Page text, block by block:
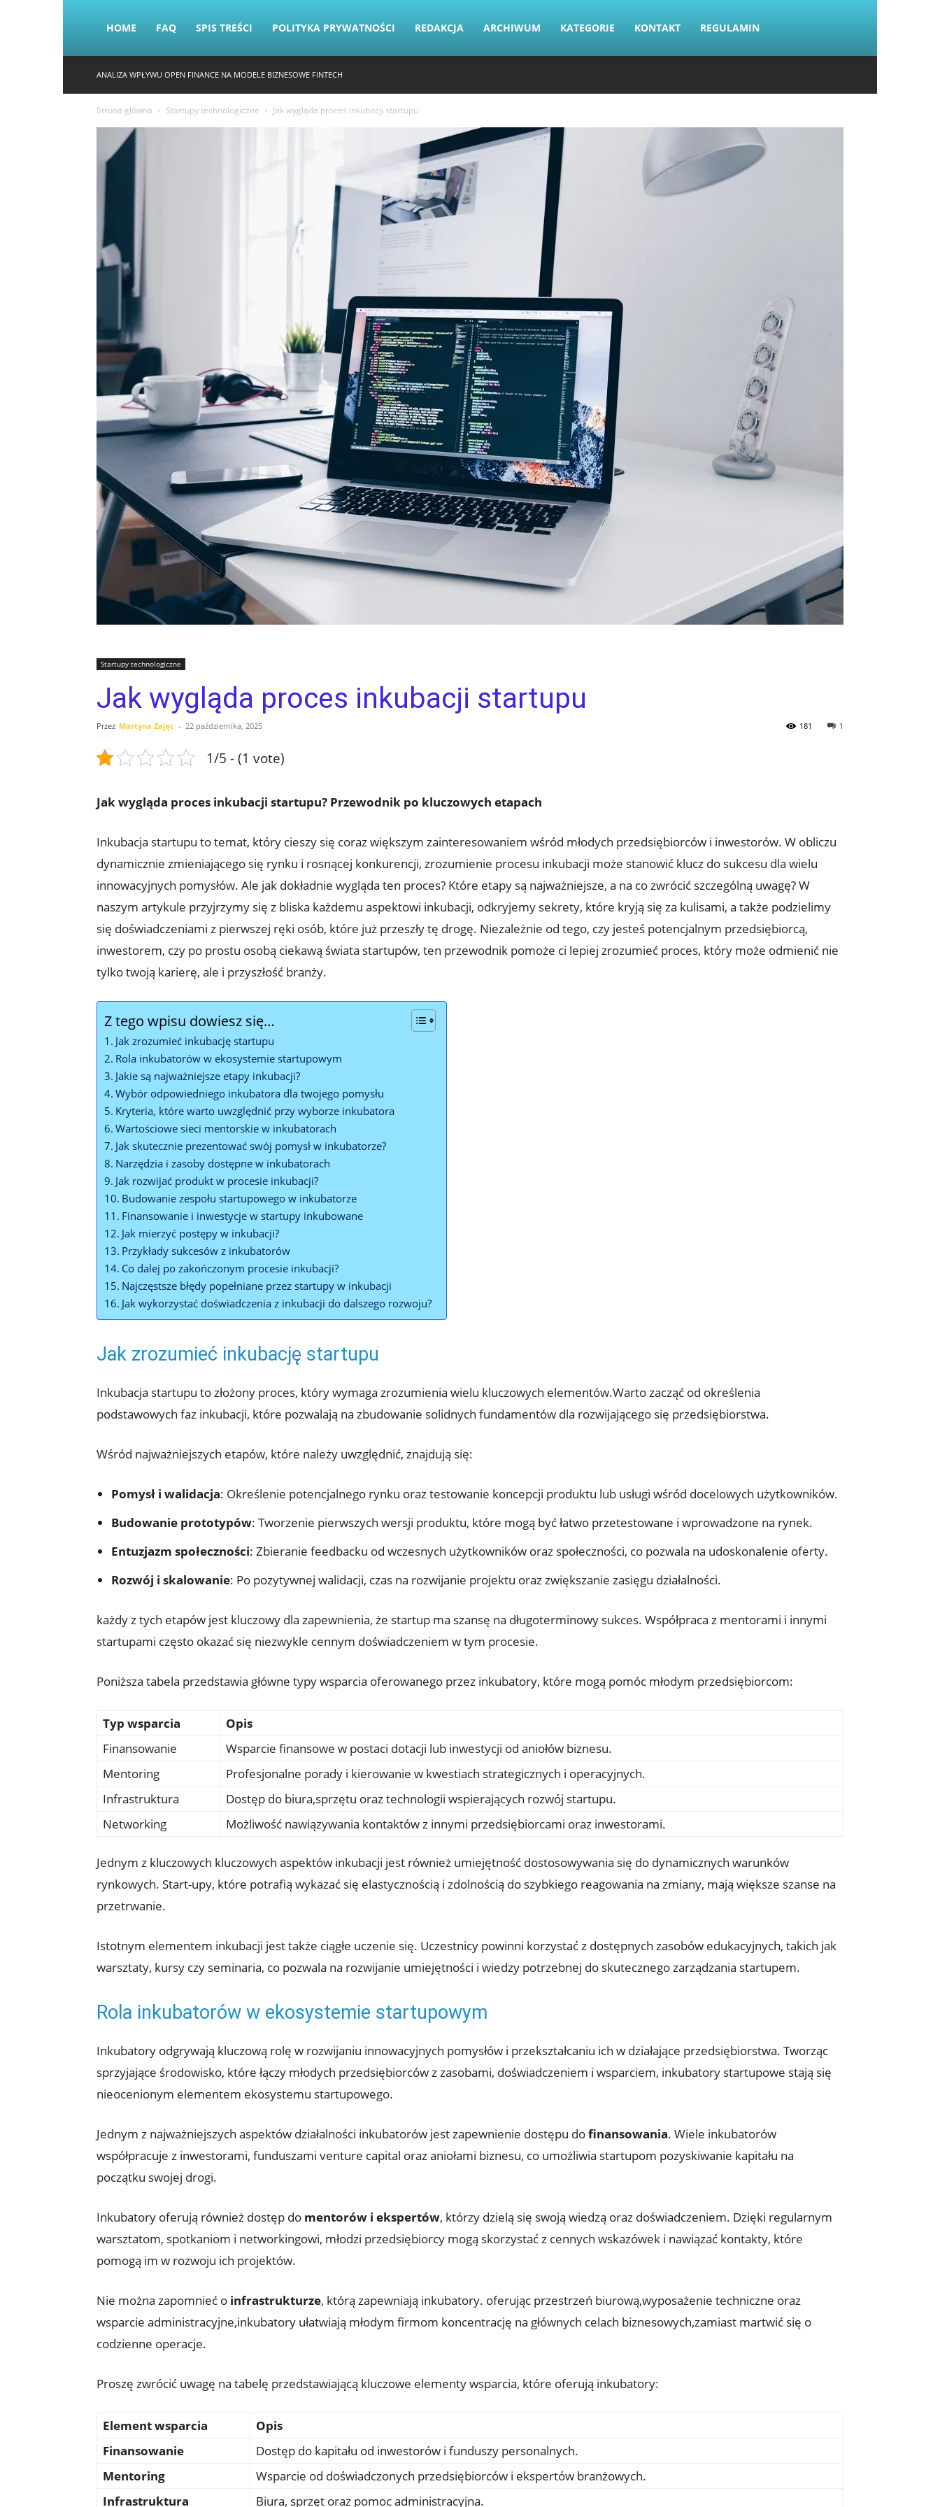
HOME FAQ SPIS TREŚCI POLITYKA PRYWATNOŚCI REDAKCJA ARCHIWUM KATEGORIE KONTAKT REGULAMIN
ANALIZA WPŁYWU OPEN FINANCE NA MODELE BIZNESOWE FINTECH
Strona główna Startupy technologiczne Jak wygląda proces inkubacji startupu
Startupy technologiczne
Jak wygląda proces inkubacji startupu
Przez Martyna Zając - 22 października, 2025 1
181
1/5 - (1 vote)
Jak wygląda proces inkubacji startupu? Przewodnik po kluczowych etapach
Inkubacja startupu to temat, który cieszy się coraz większym zainteresowaniem wśród młodych przedsiębiorców i inwestorów. W obliczu
dynamicznie zmieniającego się rynku i rosnącej konkurencji, zrozumienie procesu inkubacji może stanowić klucz do sukcesu dla wielu
innowacyjnych pomysłów. Ale jak dokładnie wygląda ten proces? Które etapy są najważniejsze, a na co zwrócić szczególną uwagę? W
naszym artykule przyjrzymy się z bliska każdemu aspektowi inkubacji, odkryjemy sekrety, które kryją się za kulisami, a także podzielimy
się doświadczeniami z pierwszej ręki osób, które już przeszły tę drogę. Niezależnie od tego, czy jesteś potencjalnym przedsiębiorcą,
inwestorem, czy po prostu osobą ciekawą świata startupów, ten przewodnik pomoże ci lepiej zrozumieć proces, który może odmienić nie
tylko twoją karierę, ale i przyszłość branży.
Z tego wpisu dowiesz się…
Jak zrozumieć inkubację startupu
Rola inkubatorów w ekosystemie startupowym
Jakie są najważniejsze etapy inkubacji?
Wybór odpowiedniego inkubatora dla twojego pomysłu
Kryteria, które warto uwzględnić przy wyborze inkubatora
Wartościowe sieci mentorskie w inkubatorach
Jak skutecznie prezentować swój pomysł w inkubatorze?
Narzędzia i zasoby dostępne w inkubatorach
Jak rozwijać produkt w procesie inkubacji?
Budowanie zespołu startupowego w inkubatorze
Finansowanie i inwestycje w startupy inkubowane
Jak mierzyć postępy w inkubacji?
Przykłady sukcesów z inkubatorów
Co dalej po zakończonym procesie inkubacji?
Najczęstsze błędy popełniane przez startupy w inkubacji
Jak wykorzystać doświadczenia z inkubacji do dalszego rozwoju?
Jak zrozumieć inkubację startupu
Inkubacja startupu to złożony proces, który wymaga zrozumienia wielu kluczowych elementów.Warto zacząć od określenia
podstawowych faz inkubacji, które pozwalają na zbudowanie solidnych fundamentów dla rozwijającego się przedsiębiorstwa.
Wśród najważniejszych etapów, które należy uwzględnić, znajdują się:
Pomysł i walidacja: Określenie potencjalnego rynku oraz testowanie koncepcji produktu lub usługi wśród docelowych użytkowników.
Budowanie prototypów: Tworzenie pierwszych wersji produktu, które mogą być łatwo przetestowane i wprowadzone na rynek.
Entuzjazm społeczności: Zbieranie feedbacku od wczesnych użytkowników oraz społeczności, co pozwala na udoskonalenie oferty.
Rozwój i skalowanie: Po pozytywnej walidacji, czas na rozwijanie projektu oraz zwiększanie zasięgu działalności.
każdy z tych etapów jest kluczowy dla zapewnienia, że startup ma szansę na długoterminowy sukces. Współpraca z mentorami i innymi
startupami często okazać się niezwykle cennym doświadczeniem w tym procesie.
Poniższa tabela przedstawia główne typy wsparcia oferowanego przez inkubatory, które mogą pomóc młodym przedsiębiorcom:
Typ wsparcia
Opis
Finansowanie
Wsparcie finansowe w postaci dotacji lub inwestycji od aniołów biznesu.
Mentoring
Profesjonalne porady i kierowanie w kwestiach strategicznych i operacyjnych.
Infrastruktura
Dostęp do biura,sprzętu oraz technologii wspierających rozwój startupu.
Networking
Możliwość nawiązywania kontaktów z innymi przedsiębiorcami oraz inwestorami.
Jednym z kluczowych kluczowych aspektów inkubacji jest również umiejętność dostosowywania się do dynamicznych warunków
rynkowych. Start-upy, które potrafią wykazać się elastycznością i zdolnością do szybkiego reagowania na zmiany, mają większe szanse na
przetrwanie.
Istotnym elementem inkubacji jest także ciągłe uczenie się. Uczestnicy powinni korzystać z dostępnych zasobów edukacyjnych, takich jak
warsztaty, kursy czy seminaria, co pozwala na rozwijanie umiejętności i wiedzy potrzebnej do skutecznego zarządzania startupem.
Rola inkubatorów w ekosystemie startupowym
Inkubatory odgrywają kluczową rolę w rozwijaniu innowacyjnych pomysłów i przekształcaniu ich w działające przedsiębiorstwa. Tworząc
sprzyjające środowisko, które łączy młodych przedsiębiorców z zasobami, doświadczeniem i wsparciem, inkubatory startupowe stają się
nieocenionym elementem ekosystemu startupowego.
Jednym z najważniejszych aspektów działalności inkubatorów jest zapewnienie dostępu dofinansowania. Wiele inkubatorów
współpracuje z inwestorami, funduszami venture capital oraz aniołami biznesu, co umożliwia startupom pozyskiwanie kapitału na
początku swojej drogi.
Inkubatory oferują również dostęp do mentorów i ekspertów, którzy dzielą się swoją wiedzą oraz doświadczeniem. Dzięki regularnym
warsztatom, spotkaniom i networkingowi, młodzi przedsiębiorcy mogą skorzystać z cennych wskazówek i nawiązać kontakty, które
pomogą im w rozwoju ich projektów.
Nie można zapomnieć o infrastrukturze, którą zapewniają inkubatory. oferując przestrzeń biurową,wyposażenie techniczne oraz
wsparcie administracyjne,inkubatory ułatwiają młodym firmom koncentrację na głównych celach biznesowych,zamiast martwić się o
codzienne operacje.
Proszę zwrócić uwagę na tabelę przedstawiającą kluczowe elementy wsparcia, które oferują inkubatory:
Element wsparcia
Opis
Finansowanie
Dostęp do kapitału od inwestorów i funduszy personalnych.
Mentoring
Wsparcie od doświadczonych przedsiębiorców i ekspertów branżowych.
Infrastruktura
Biura, sprzęt oraz pomoc administracyjna.